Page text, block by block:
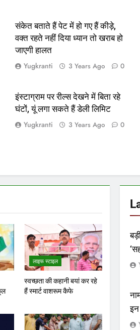
संकेत बताते हैं पेट में हो गए हैं कीड़े,
वक्त रहते नहीं दिया ध्यान तो खराब हो
जाएगी हालत
Yugkranti 3 Years Ago 0
इंस्टाग्राम पर रील्स देखने में बिता रहे
घंटों, यूं लगा सकते हैं डेली लिमिट
Yugkranti 3 Years Ago 0
लाइफ स्टाइल
स्वच्छता की कहानी बयां कर रहे
हैं स्मार्ट वाशरूम कैफे
इन